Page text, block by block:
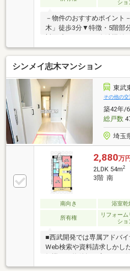
ショ
－物件のおすすめポイン
木」徒歩3分▼特徴・5階部
対面式キッチン、食洗機付
感覚で使える北西バルコニ
有)▼2026年8月室内リフォ
チン、UB、洗面台、トイレ
グ、クロス、CF 等【その
周辺環境・TAIRAYA志木店
イレブン志木駅前店 徒歩1
探しをお手伝いします
ご相談はお気軽にお問い合
シンメイ志木マンション
東武
その他の交
築42年/
総戸数
埼玉
2,880万
2LDK 54m2
3階 南
南向き 浴室乾
所有権
リフォーム
ショ
■西武開発では専属アドバ
Web検索や資料請求しかし
知識から物件探し方まで、
ご相談ください。◆Web検